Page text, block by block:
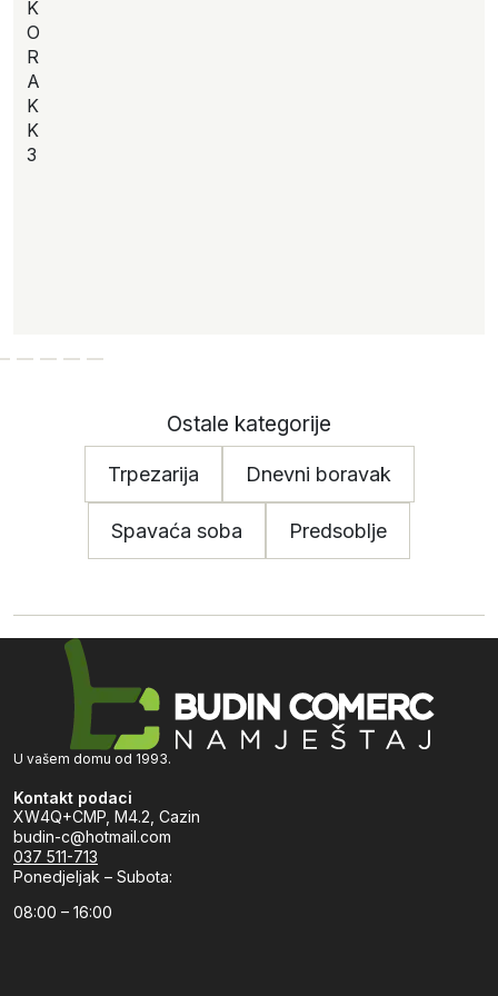
K
O
R
A
K
K
3
Ostale kategorije
Trpezarija Dnevni boravak
Spavaća soba Predsoblje
U vašem domu od 1993.
Kontakt podaci
XW4Q+CMP, M4.2, Cazin
budin-c@hotmail.com
037 511-713
Ponedjeljak – Subota:
08:00 – 16:00